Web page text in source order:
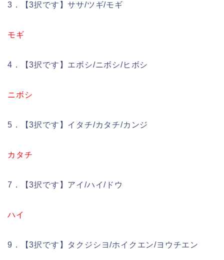
3．【3択です】ササ/ツギ/モギ
モギ
4．【3択です】エボシ/ニボシ/ヒボシ
ニボシ
5．【3択です】イタチ/カタチ/カンジ
カタチ
7．【3択です】アイ/ハイ/ドウ
ハイ
9．【3択です】タクジシヨ/ホイクエン/ヨウチエン